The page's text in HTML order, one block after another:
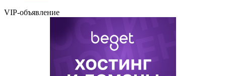
VIP-объявление